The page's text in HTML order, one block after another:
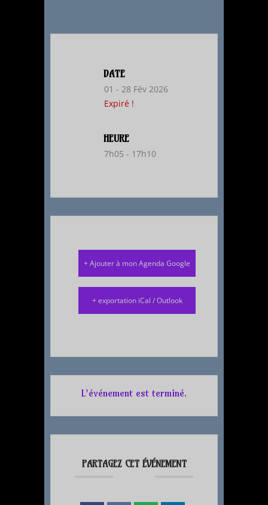
DATE
01 - 28 Fév 2026
Expiré !
HEURE
7h05 - 17h10
+ Ajouter à mon Agenda Google
+ exportation iCal / Outlook
L'événement est terminé.
PARTAGEZ CET ÉVÉNEMENT